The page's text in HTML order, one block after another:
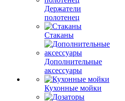
Держатели
полотенец
Стаканы
Дополнительные
аксессуары
Кухонные мойки